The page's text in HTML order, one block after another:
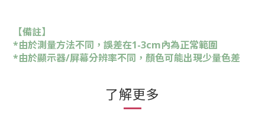
【備註】
*由於測量方法不同，誤差在1-3cm內為正常範圍
*由於顯示器/屏幕分辨率不同，顏色可能出現少量色差
了解更多